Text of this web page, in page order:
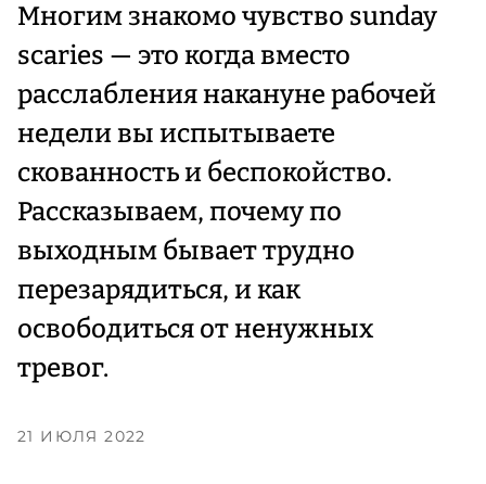
Многим знакомо чувство sunday
scaries — это когда вместо
расслабления накануне рабочей
недели вы испытываете
скованность и беспокойство.
Рассказываем, почему по
выходным бывает трудно
перезарядиться, и как
освободиться от ненужных
тревог.
21 ИЮЛЯ 2022